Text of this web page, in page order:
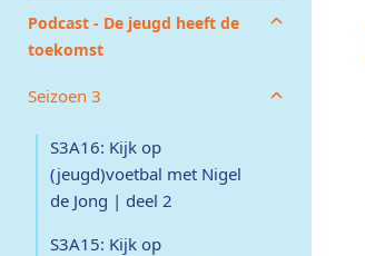
Podcast - De jeugd heeft de
toekomst
Seizoen 3
S3A16: Kijk op
(jeugd)voetbal met Nigel
de Jong | deel 2
S3A15: Kijk op